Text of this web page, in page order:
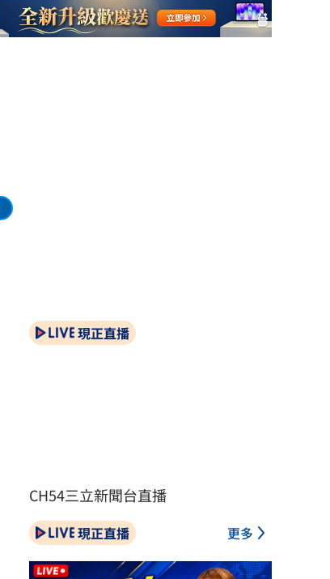
現正直播
CH54三立新聞台直播
現正直播 更多